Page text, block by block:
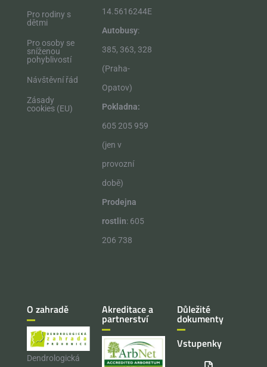
Pro rodiny s
dětmi
Pro osoby se
sníženou
pohyblivostí
Návštěvní řád
Zásady
cookies (EU)
14.5616244E
Autobusy:
385, 363, 328
(Praha-
Opatov)
Pokladna:
605 205 959
(jen v
provozní
době)
Prodejna
rostlin: 605
206 738
O zahradě
Dendrologická
Akreditace a
partnerství
Důležité
dokumenty
Vstupenky